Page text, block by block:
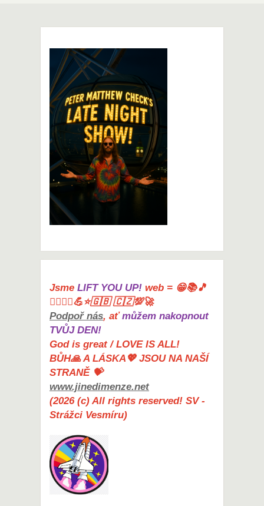
Jsme LIFT YOU UP! web = 😁📚🎵
🤸‍♀️🏋️‍♀️💪⭐🇬🇧 🇨🇿💯🚀
Podpoř nás, aťmůžem nakopnout
TVŮJ DEN!
God is great / LOVE IS ALL!
BŮH🙏 A LÁSKA💖 JSOU NA NAŠÍ
STRANĚ 💝
www.jinedimenze.net
(2026 (c) All rights reserved! SV -
Strážci Vesmíru)